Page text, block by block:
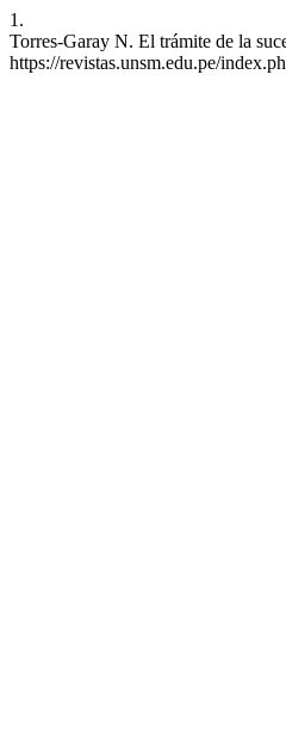
1.
Torres-Garay N. El trámite de la
https://revistas.unsm.edu.pe/